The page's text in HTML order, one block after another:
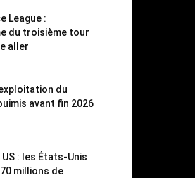
League :
du troisième tour
aller
du
avant fin 2026
: les États-Unis
millions de